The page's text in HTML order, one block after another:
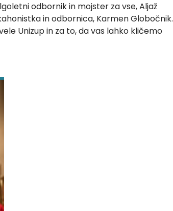
odbornik in mojster za vse, Aljaž
in odbornica, Karmen Globočnik.
Unizup in za to, da vas lahko kličemo